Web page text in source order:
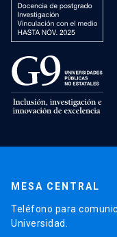
MESA CENTRAL
Teléfono para
Universidad.